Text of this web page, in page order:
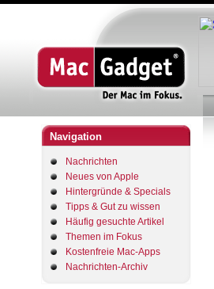
Navigation
Nachrichten
Neues von Apple
Hintergründe & Specials
Tipps & Gut zu wissen
Häufig gesuchte Artikel
Themen im Fokus
Kostenfreie Mac-Apps
Nachrichten-Archiv